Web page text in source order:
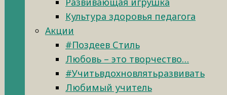
Культура здоровья педагога
Акции
#Поздеев Стиль
Любовь – это творчество…
#Учитьвдохновлятьразвивать
Любимый учитель